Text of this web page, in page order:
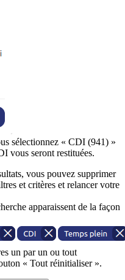
sélectionnez « CDI (941) »
vous seront restituées.
vous pouvez supprimer
et critères et relancer votre
apparaissent de la façon
un par un ou tout
« Tout réinitialiser ».